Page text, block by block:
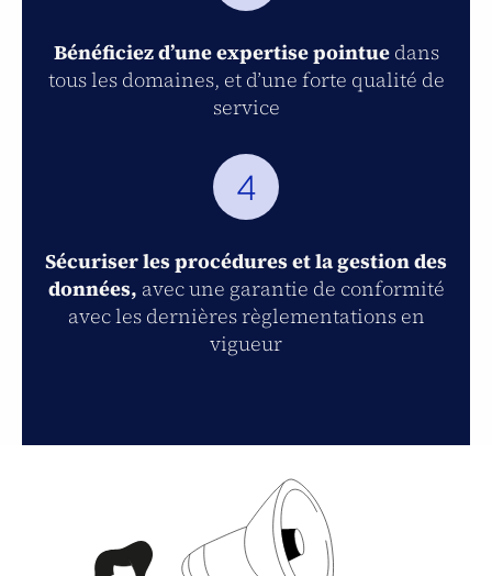
Bénéficiez d’une expertise pointue dans
tous les domaines, et d’une forte qualité de
service
4
Sécuriser les procédures et la gestion des
données, avec une garantie de conformité
avec les dernières règlementations en
vigueur